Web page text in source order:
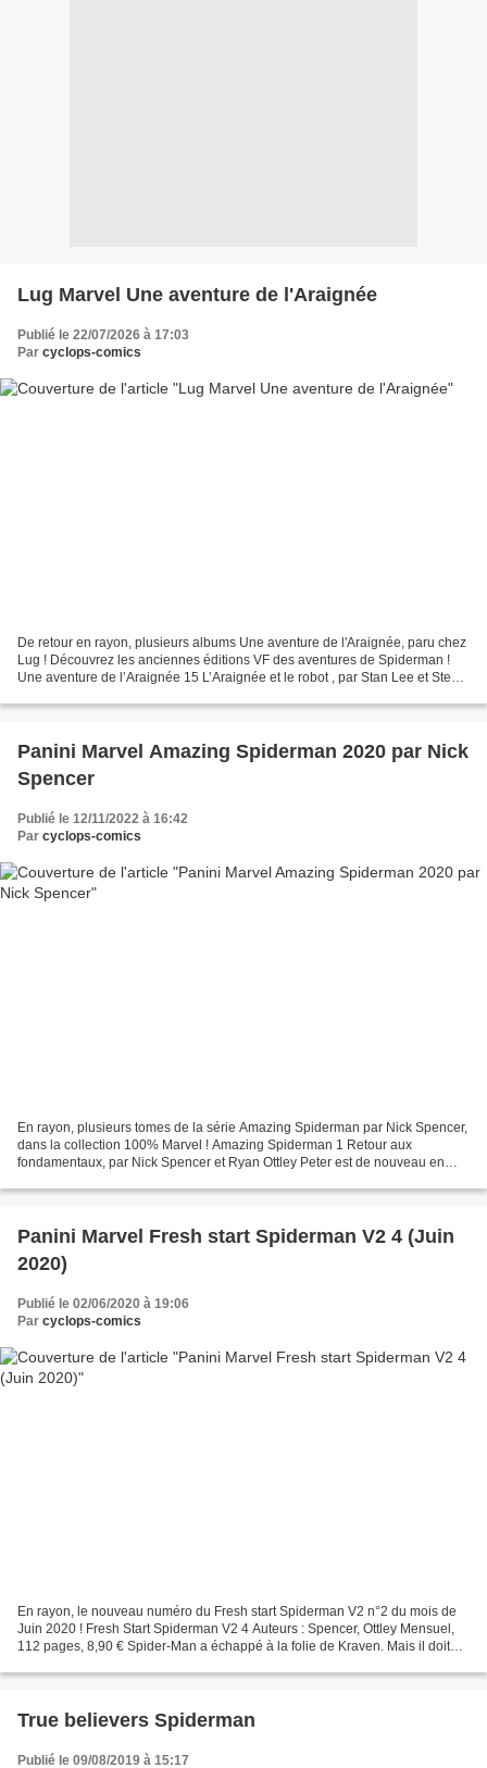
Lug Marvel Une aventure de l'Araignée
Publié le 22/07/2026 à 17:03
Par cyclops-comics
De retour en rayon, plusieurs albums Une aventure de l'Araignée, paru chez
Lug ! Découvrez les anciennes éditions VF des aventures de Spiderman !
Une aventure de l’Araignée 15 L’Araignée et le robot , par Stan Lee et Steve
Panini Marvel Amazing Spiderman 2020 par Nick
Spencer
Publié le 12/11/2022 à 16:42
Par cyclops-comics
En rayon, plusieurs tomes de la série Amazing Spiderman par Nick Spencer,
dans la collection 100% Marvel ! Amazing Spiderman 1 Retour aux
fondamentaux, par Nick Spencer et Ryan Ottley Peter est de nouveau en
Panini Marvel Fresh start Spiderman V2 4 (Juin
2020)
Publié le 02/06/2020 à 19:06
Par cyclops-comics
En rayon, le nouveau numéro du Fresh start Spiderman V2 n°2 du mois de
Juin 2020 ! Fresh Start Spiderman V2 4 Auteurs : Spencer, Ottley Mensuel,
112 pages, 8,90 € Spider-Man a échappé à la folie de Kraven. Mais il doit
True believers Spiderman
Publié le 09/08/2019 à 15:17